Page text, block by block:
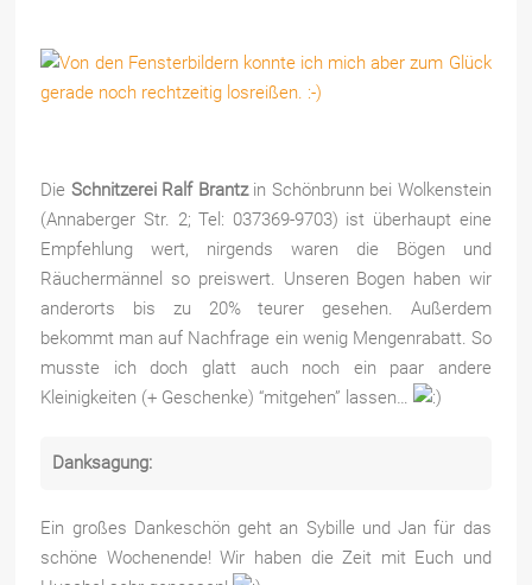
Die Schnitzerei Ralf Brantzin Schönbrunn bei Wolkenstein
(Annaberger Str. 2; Tel: 037369-9703) ist überhaupt eine
Empfehlung wert, nirgends waren die Bögen und
Räuchermännel so preiswert. Unseren Bogen haben wir
anderorts bis zu 20% teurer gesehen. Außerdem
bekommt man auf Nachfrage ein wenig Mengenrabatt. So
musste ich doch glatt auch noch ein paar andere
Kleinigkeiten (+ Geschenke) “mitgehen” lassen…
Danksagung:
Ein großes Dankeschön geht an Sybille und Jan für das
schöne Wochenende! Wir haben die Zeit mit Euch und